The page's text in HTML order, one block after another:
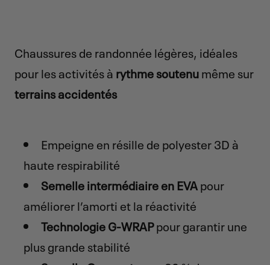
Chaussures de randonnée légères, idéales
pour les activités à rythme soutenumême sur
terrains accidentés
Empeigne en résille de polyester 3D à
haute respirabilité
Semelle intermédiaire en EVApour
améliorer l’amorti et la réactivité
Technologie G-WRAPpour garantir une
plus grande stabilité